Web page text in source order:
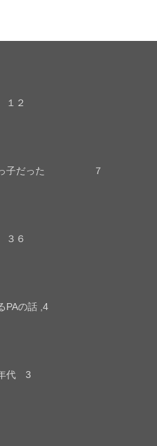
２
ビっ子だった ７
３６
PAの話 ,4
代 3